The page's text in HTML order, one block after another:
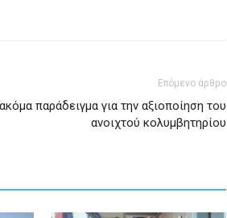
Επόμενο άρθρο
παράδειγμα για την αξιοποίηση του
ανοιχτού κολυμβητηρίου